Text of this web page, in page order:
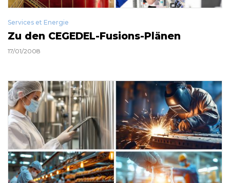
Services et Energie
Zu den CEGEDEL-Fusions-Plänen
17/01/2008